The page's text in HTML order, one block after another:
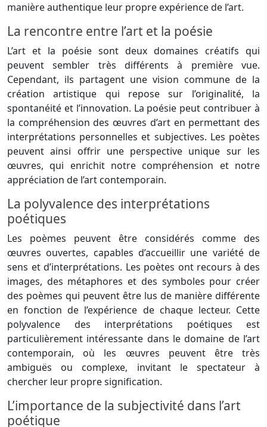
manière authentique leur propre expérience de l’art.
La rencontre entre l’art et la poésie
L’art et la poésie sont deux domaines créatifs qui
peuvent sembler très différents à première vue.
Cependant, ils partagent une vision commune de la
création artistique qui repose sur l’originalité, la
spontanéité et l’innovation. La poésie peut contribuer à
la compréhension des œuvres d’art en permettant des
interprétations personnelles et subjectives. Les poètes
peuvent ainsi offrir une perspective unique sur les
œuvres, qui enrichit notre compréhension et notre
appréciation de l’art contemporain.
La polyvalence des interprétations
poétiques
Les poèmes peuvent être considérés comme des
œuvres ouvertes, capables d’accueillir une variété de
sens et d’interprétations. Les poètes ont recours à des
images, des métaphores et des symboles pour créer
des poèmes qui peuvent être lus de manière différente
en fonction de l’expérience de chaque lecteur. Cette
polyvalence des interprétations poétiques est
particulièrement intéressante dans le domaine de l’art
contemporain, où les œuvres peuvent être très
ambiguës ou complexe, invitant le spectateur à
chercher leur propre signification.
L’importance de la subjectivité dans l’art
poétique